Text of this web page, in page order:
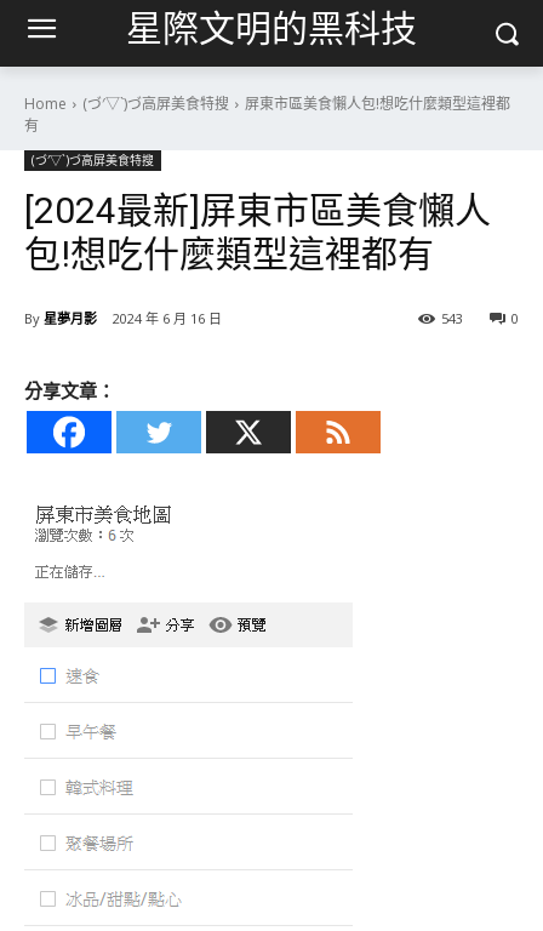
星際文明的黑科技
Home (づ′▽`)づ高屏美食特搜
屏東市區美食懶人包!想吃什麼類型這裡都
有
(づ′▽`)づ高屏美食特搜
[2024最新]屏東市區美食懶人
包!想吃什麼類型這裡都有
By 星夢月影 2024 年 6 月 16 日 0
543
分享文章：